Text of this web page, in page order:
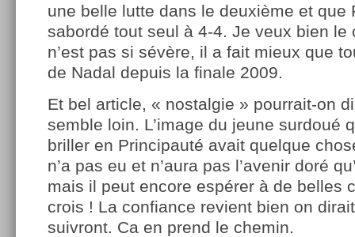
une belle lutte dans le deuxième et que
sabordé tout seul à 4-4. Je veux bien le
n’est pas si sévère, il a fait mieux que
de Nadal depuis la finale 2009.
Et bel article, « nostalgie » pourrait-on
semble loin. L’image du jeune surdoué
briller en Principauté avait quelque
n’a pas eu et n’aura pas l’avenir doré
mais il peut encore espérer à de belles
crois ! La confiance revient bien on
suivront. Ca en prend le chemin.